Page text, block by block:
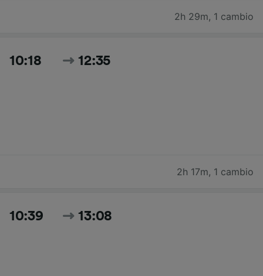
2h 29m, 1 cambio
10:18 12:35
2h 17m, 1 cambio
10:39 13:08